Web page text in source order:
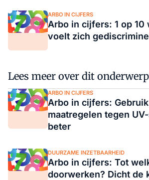
ARBO IN CIJFERS
Arbo in cijfers: 1 op 10
voelt zich
Lees meer over dit onderwerp
ARBO IN CIJFERS
Arbo in cijfers:
maatregelen tegen
beter
DUURZAME INZETBAARHEID
Arbo in cijfers: Tot
doorwerken? Dicht de